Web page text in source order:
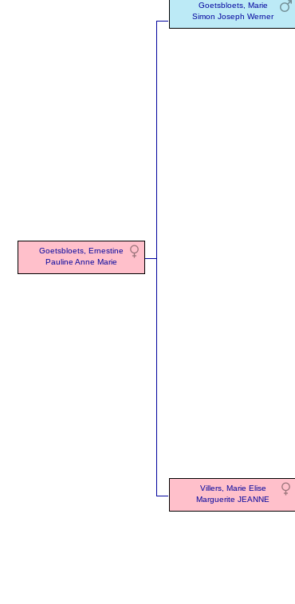
Goetsbloets, Ernestine
Pauline Anne Marie
Goetsbloets, Marie
Simon Joseph Werner
Villers, Marie Elise
Marguerite JEANNE